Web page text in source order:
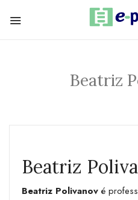
Beatriz
Beatriz
Beatriz Polivanov é